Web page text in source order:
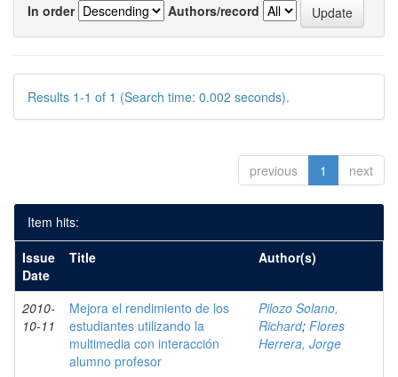
In order
Authors/record
Results 1-1 of 1 (Search time: 0.002 seconds).
previous 1 next
Item hits:
Issue
Date
Title Author(s)
2010-
10-11
Mejora el rendimiento de los
estudiantes utilizando la
multimedia con interacción
alumno profesor
Pilozo Solano,
Richard; Flores
Herrera, Jorge